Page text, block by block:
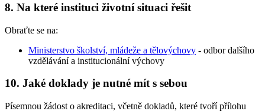
8. Na které instituci životní situaci řešit
Obraťte se na:
Ministerstvo školství, mládeže a tělovýchovy - odbor dalšího
vzdělávání a institucionální výchovy
10. Jaké doklady je nutné mít s sebou
Písemnou žádost o akreditaci, včetně dokladů, které tvoří přílohu